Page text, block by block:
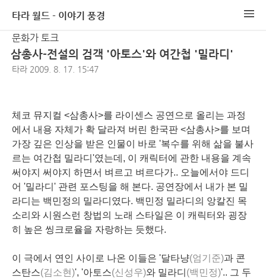
타라 월드 - 이야기 풍경
문화가 토크
삼총사-전설의 검객 '아토스'와 여간첩 '밀라디'
타라 2009. 8. 17. 15:47
체코 뮤지컬 <삼총사>를 라이센스 공연으로 올리는 과정
에서 내용 자체가 확 달라져 버린 한국판 <삼총사>를 보며
가장 깊은 인상을 받은 인물이 바로 '복수를 위해 삶을 불사
르는 여간첩 밀라디'였는데, 이 캐릭터에 관한 내용을 계속
써야지 써야지 하면서 벼르고 벼르다가.. 오늘에서야 드디
어 '밀라디' 관련 포스팅을 해 본다. 공연장에서 내가 본 밀
라디는 백민정의 밀라디였다. 백민정 밀라디의 앙칼진 목
소리와 시원스런 창법의 노래 스타일은 이 캐릭터와 굉장
히 높은 씽크로율을 자랑하는 듯했다.
이 극에서 연인 사이로 나온 이들은 '달타냥(엄기준)과 콘
스탄스(김소현)', '아토스(신성우)와 밀라디 (백민정)'.. 그 두